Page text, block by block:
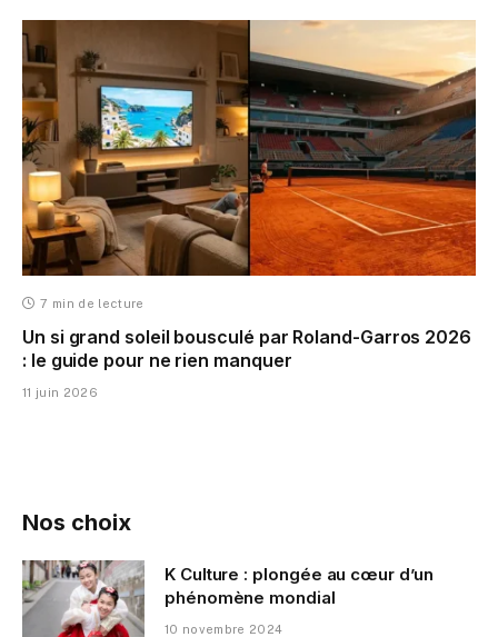
7 min de lecture
Un si grand soleil bousculé par Roland-Garros 2026
: le guide pour ne rien manquer
11 juin 2026
Nos choix
K Culture : plongée au cœur d’un
phénomène mondial
10 novembre 2024